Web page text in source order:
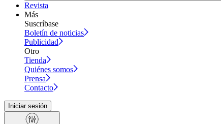
Revista
Más
Suscríbase
Boletín de noticias
Publicidad
Otro
Tienda
Quiénes somos
Prensa
Contacto
Iniciar sesión